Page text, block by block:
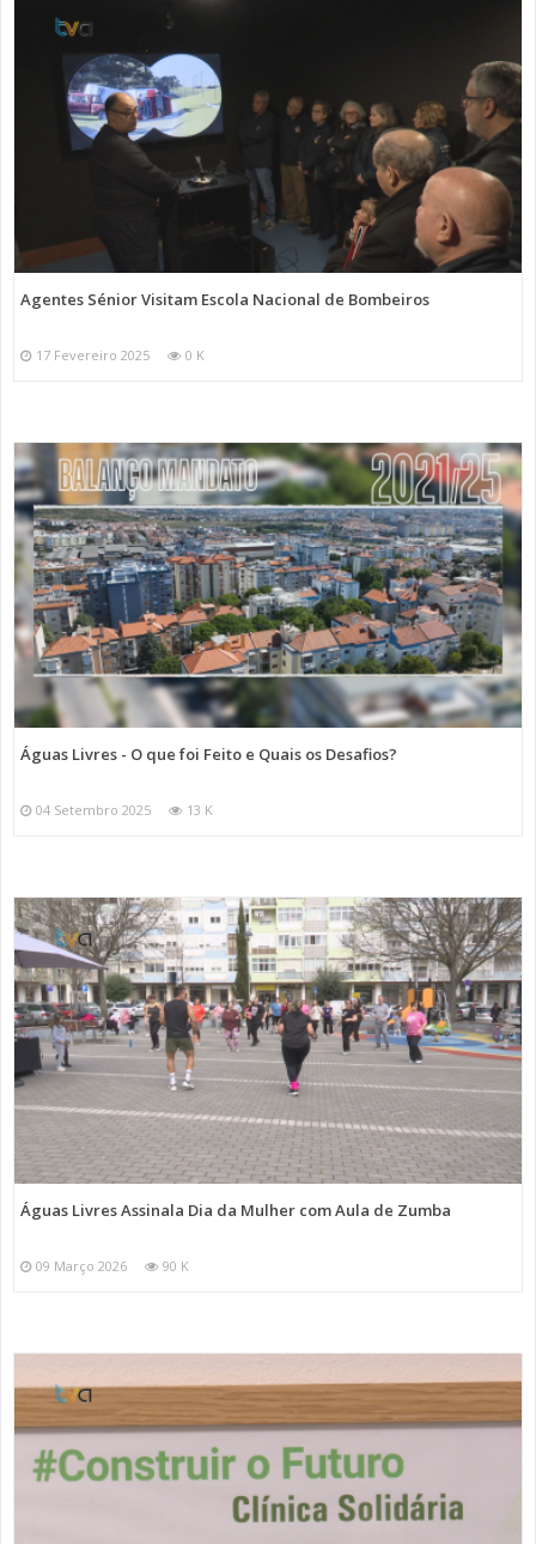
Agentes Sénior Visitam Escola Nacional de Bombeiros
17 Fevereiro 2025 0 K
Águas Livres - O que foi Feito e Quais os Desafios?
04 Setembro 2025 13 K
Águas Livres Assinala Dia da Mulher com Aula de Zumba
09 Março 2026 90 K